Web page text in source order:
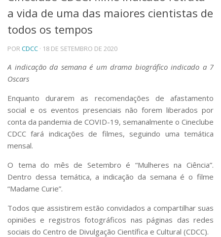
Telefones e Mapas
Pessoas
Ensino
Graduação
Educação a distância
Cursos de Extensão
Pesquisa e Inovação
Linhas de Pesquisa
Centros, Núcleos e Projetos em Rede
Pós-doutorado
Iniciação Científica
Transferência de Tecnologia
Empresas Juniores
Extensão à Comunidade
Projetos, Programas e Cursos
Museus e Espaços Interativos
Serviços
a vida de uma das maiores cientistas de
todos os tempos
PORCDCC · 18 DE SETEMBRO DE 2020
A indicação da semana é um drama biográfico indicado a 7
Oscars
Enquanto durarem as recomendações de afastamento
social e os eventos presenciais não forem liberados por
conta da pandemia de COVID-19, semanalmente o Cineclube
CDCC fará indicações de filmes, seguindo uma temática
mensal.
O tema do mês de Setembro é “Mulheres na Ciência”.
Dentro dessa temática, a indicação da semana é o filme
“Madame Curie”.
Todos que assistirem estão convidados a compartilhar suas
opiniões e registros fotográficos nas páginas das redes
sociais do Centro de Divulgação Científica e Cultural (CDCC).